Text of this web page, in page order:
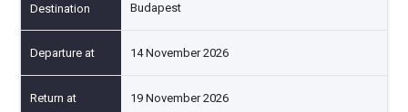
Budapest
14 November 2026
19 November 2026